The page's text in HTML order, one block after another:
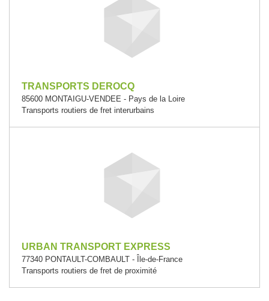
TRANSPORTS DEROCQ
85600 MONTAIGU-VENDEE - Pays de la Loire
Transports routiers de fret interurbains
URBAN TRANSPORT EXPRESS
77340 PONTAULT-COMBAULT - Île-de-France
Transports routiers de fret de proximité